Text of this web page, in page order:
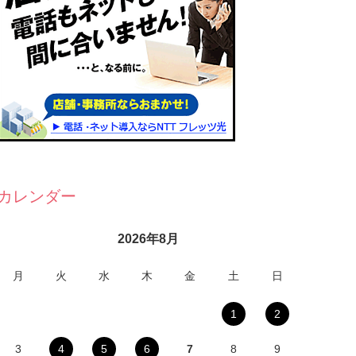
レンダー
2026年8月
月 火 水 木 金 土 日
1 2
3 4 5 6 7 8 9